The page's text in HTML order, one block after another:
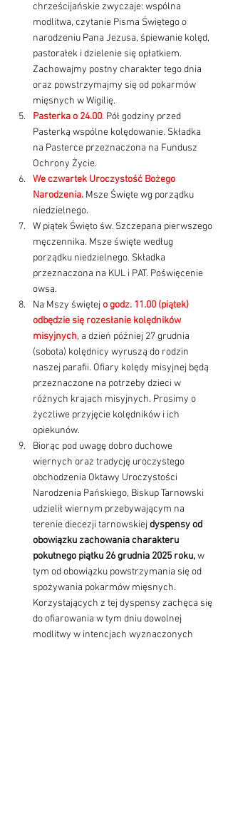
chrześcijańskie zwyczaje: wspólna
modlitwa, czytanie Pisma Świętego o
narodzeniu Pana Jezusa, śpiewanie kolęd,
pastorałek i dzielenie się opłatkiem.
Zachowajmy postny charakter tego dnia
oraz powstrzymajmy się od pokarmów
mięsnych w Wigilię.
Pasterka o 24.00. Pół godziny przed
Pasterką wspólne kolędowanie. Składka
na Pasterce przeznaczona na Fundusz
Ochrony Życie.
We czwartek Uroczystość Bożego
Narodzenia. Msze Święte wg porządku
niedzielnego.
W piątek Święto św. Szczepana pierwszego
męczennika. Msze święte według
porządku niedzielnego. Składka
przeznaczona na KUL i PAT. Poświęcenie
owsa.
Na Mszy świętej o godz. 11.00 (piątek)
odbędzie się rozesłanie kolędników
misyjnych, a dzień później 27 grudnia
(sobota) kolędnicy wyruszą do rodzin
naszej parafii. Ofiary kolędy misyjnej będą
przeznaczone na potrzeby dzieci w
różnych krajach misyjnych. Prosimy o
życzliwe przyjęcie kolędników i ich
opiekunów.
Biorąc pod uwagę dobro duchowe
wiernych oraz tradycję uroczystego
obchodzenia Oktawy Uroczystości
Narodzenia Pańskiego, Biskup Tarnowski
udzielił wiernym przebywającym na
terenie diecezji tarnowskiej dyspensy od
obowiązku zachowania charakteru
pokutnego piątku 26 grudnia 2025 roku, w
tym od obowiązku powstrzymania się od
spożywania pokarmów mięsnych.
Korzystających z tej dyspensy zachęca się
do ofiarowania w tym dniu dowolnej
modlitwy w intencjach wyznaczonych